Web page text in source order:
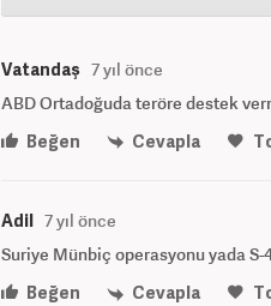
Vatandaş 7 yıl önce
ABD Ortadoğuda teröre destek
Beğen
Cevapla
Adil 7 yıl önce
Suriye Münbiç operasyonu yada S-
Beğen
Cevapla